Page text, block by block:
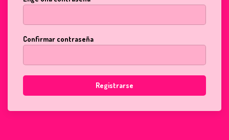
Confirmar contraseña
Registrarse